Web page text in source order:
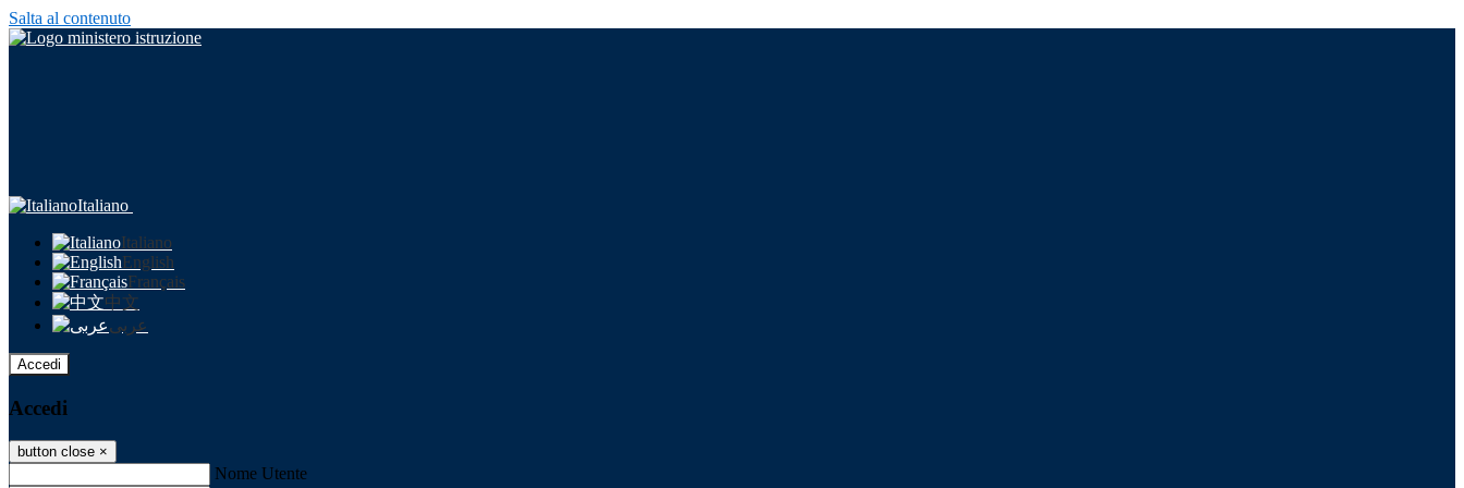
Salta al contenuto
Italiano
Italiano
English
Français
中文
عربى
Accedi
Accedi
button close ×
Nome Utente